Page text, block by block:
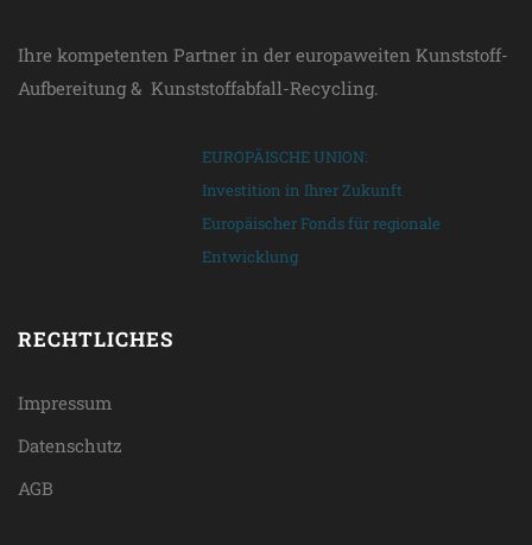
Ihre kompetenten Partner in der europaweiten Kunststoff-
Aufbereitung & Kunststoffabfall-Recycling.
EUROPÄISCHE UNION:
Investition in Ihrer Zukunft
Europäischer Fonds für regionale
Entwicklung
RECHTLICHES
Impressum
Datenschutz
AGB